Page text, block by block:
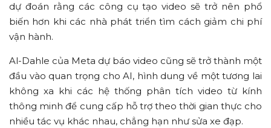
dự đoán rằng các công cụ tạo video sẽ trở nên phổ
biến hơn khi các nhà phát triển tìm cách giảm chi phí
vận hành.
Al-Dahle của Meta dự báo video cũng sẽ trở thành một
đầu vào quan trọng cho AI, hình dung về một tương lai
không xa khi các hệ thống phân tích video từ kính
thông minh để cung cấp hỗ trợ theo thời gian thực cho
nhiều tác vụ khác nhau, chẳng hạn như sửa xe đạp.